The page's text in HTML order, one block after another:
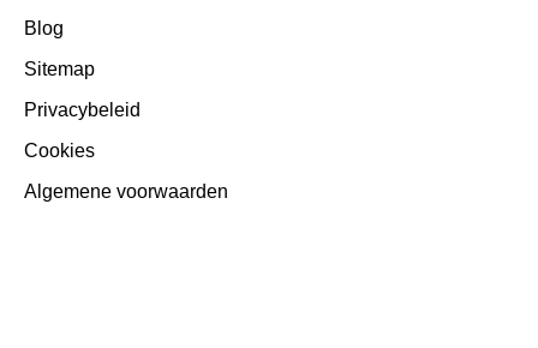
Blog
Sitemap
Privacybeleid
Cookies
Algemene voorwaarden